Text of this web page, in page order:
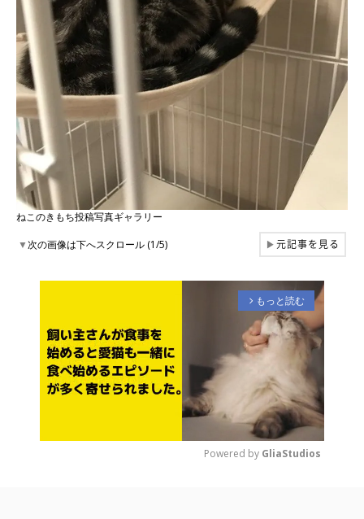
ねこのきもち投稿写真ギャラリー
▼次の画像は下へスクロール (1/5) ▶元記事を見る
arrow_forward_ios もっと読む
Powered by GliaStudios